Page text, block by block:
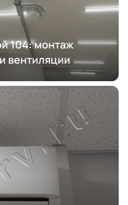
104: монтаж
вентиляции